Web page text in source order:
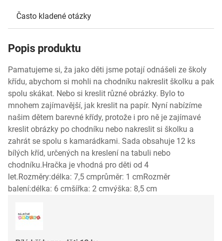
Často kladené otázky
Popis produktu
Pamatujeme si, ža jako děti jsme potají odnášeli ze školy
křídu, abychom si mohli na chodníku nakreslit školku a pak
spolu skákat. Nebo si kreslit různé obrázky. Bylo to
mnohem zajímavější, jak kreslit na papír. Nyní nabízíme
našim dětem barevné křídy, protože i pro ně je zajímavé
kreslit obrázky po chodníku nebo nakreslit si školku a
zahrát se spolu s kamarádkami. Sada obsahuje 12 ks
bílých kříd, určených na kreslení na tabuli nebo
chodníku.Hračka je vhodná pro děti od 4
let.Rozměry:délka: 7,5 cmprůměr: 1 cmRozměr
balení:délka: 6 cmšířka: 2 cmvýška: 8,5 cm